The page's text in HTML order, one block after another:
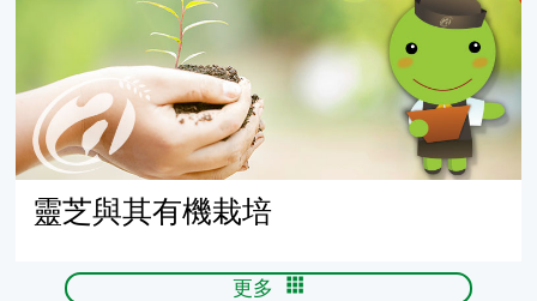
靈芝與其有機栽培
更多